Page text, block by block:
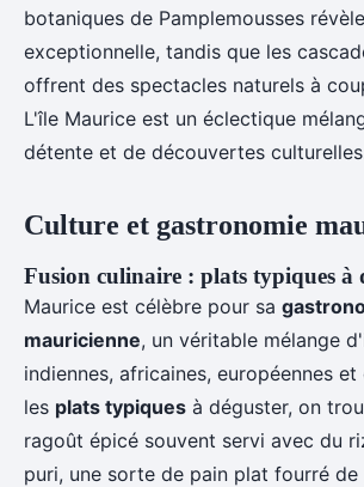
botaniques de Pamplemousses
exceptionnelle, tandis que les
offrent des spectacles naturels à
L'île Maurice est un éclectique
détente et de découvertes
Culture et gastronomie
Fusion culinaire : plats typiques à
Maurice est célèbre pour sa
mauricienne, un véritable mélange
indiennes, africaines, européennes et
les plats typiques à déguster, on
ragoût épicé souvent servi avec du
puri, une sorte de pain plat fourré de